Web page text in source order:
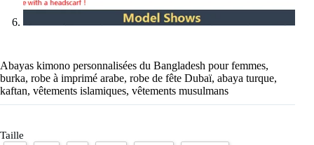
Abayas kimono personnalisées du Bangladesh pour femmes,
burka, robe à imprimé arabe, robe de fête Dubaï, abaya turque,
kaftan, vêtements islamiques, vêtements musulmans
Taille